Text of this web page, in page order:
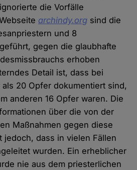
die Vorfälle
archindy.org sind die
und 8
gegen die glaubhafte
erhoben
Detail ist, dass bei
20 Opfer dokumentiert sind,
anderen 16 Opfer waren. Die
über die von der
Maßnahmen gegen diese
jedoch, dass in vielen Fällen
wurden. Ein erheblicher
nie aus dem priesterlichen